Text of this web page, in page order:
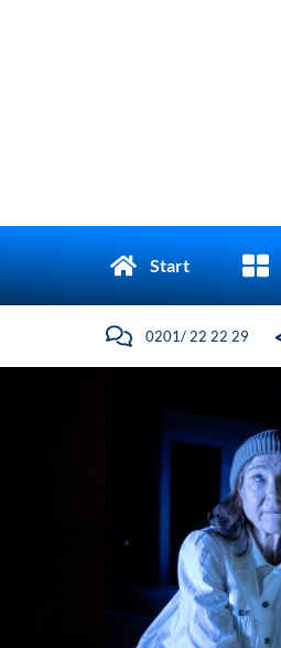
Start
0201/ 22 22 29